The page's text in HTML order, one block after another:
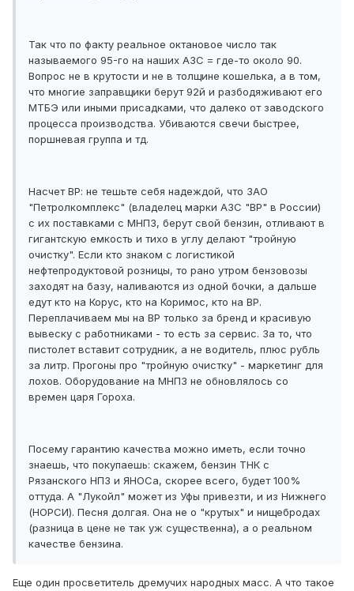
Так что по факту реальное октановое число так
называемого 95-го на наших АЗС = где-то около 90.
Вопрос не в крутости и не в толщине кошелька, а в том,
что многие заправщики берут 92й и разбодяживают его
МТБЭ или иными присадками, что далеко от заводского
процесса производства. Убиваются свечи быстрее,
поршневая группа и тд.
Насчет ВР: не тешьте себя надеждой, что ЗАО
"Петролкомплекс" (владелец марки АЗС "ВР" в России)
с их поставками с МНПЗ, берут свой бензин, отливают в
гигантскую емкость и тихо в углу делают "тройную
очистку". Если кто знаком с логистикой
нефтепродуктовой розницы, то рано утром бензовозы
заходят на базу, наливаются из одной бочки, а дальше
едут кто на Корус, кто на Коримос, кто на ВР.
Переплачиваем мы на ВР только за бренд и красивую
вывеску с работниками - то есть за сервис. За то, что
пистолет вставит сотрудник, а не водитель, плюс рубль
за литр. Прогоны про "тройную очистку" - маркетинг для
лохов. Оборудование на МНПЗ не обновлялось со
времен царя Гороха.
Посему гарантию качества можно иметь, если точно
знаешь, что покупаешь: скажем, бензин ТНК с
Рязанского НПЗ и ЯНОСа, скорее всего, будет 100%
оттуда. А "Лукойл" может из Уфы привезти, и из Нижнего
(НОРСИ). Песня долгая. Она не о "крутых" и нищебродах
(разница в цене не так уж существенна), а о реальном
качестве бензина.
Еще один просветитель дремучих народных масс. А что такое